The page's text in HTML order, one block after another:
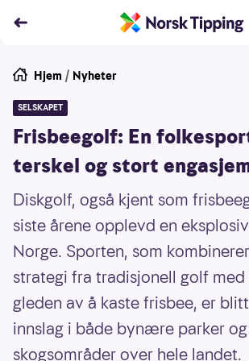
Hjem / Nyheter
SELSKAPET
Frisbeegolf: En
terskel og stort
Diskgolf, også kjent som
siste årene opplevd en
Norge. Sporten, som
strategi fra tradisjonell golf med
gleden av å kaste frisbee, er
innslag i både bynære parker og
skogsområder over hele landet.